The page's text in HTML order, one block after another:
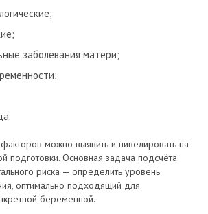
заболевания матери;
можно выявить и нивелировать на
подготовки. Основная задача подсчёта
риска — определить уровень
оптимально подходящий для
беременной.